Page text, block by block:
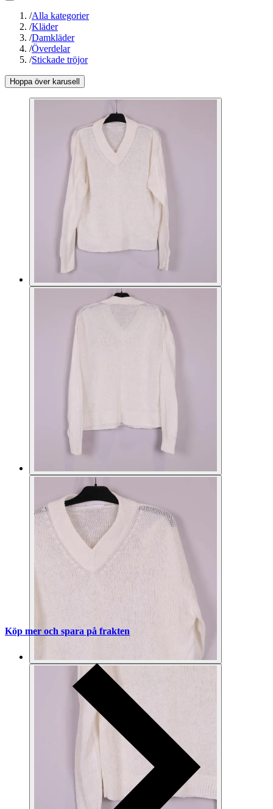
/Alla kategorier
/Kläder
/Damkläder
/Överdelar
/Stickade tröjor
Hoppa över karusell
Köp mer och spara på frakten